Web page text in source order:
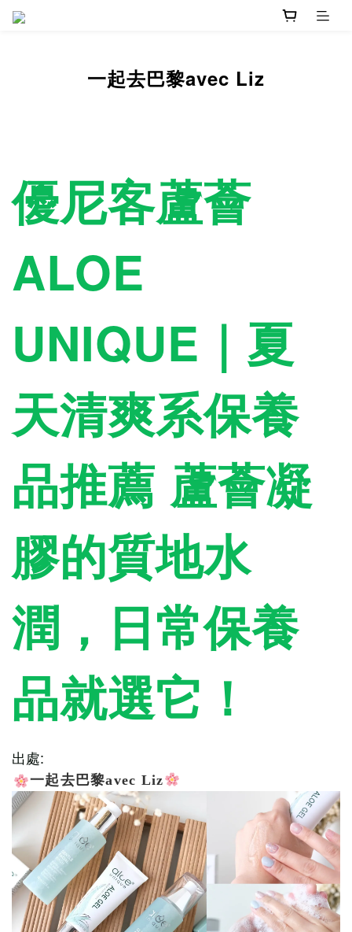
一起去巴黎avec Liz
優尼客蘆薈
ALOE
UNIQUE｜夏
天清爽系保養
品推薦 蘆薈凝
膠的質地水
潤，日常保養
品就選它！
出處:
一起去巴黎avec Liz